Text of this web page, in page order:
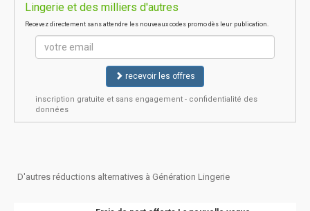
Lingerie et des milliers d'autres
Recevez directement sans attendre les nouveaux codes promo dès leur publication.
recevoir les offres
inscription gratuite et sans engagement - confidentialité des
données
D'autres réductions alternatives à Génération Lingerie